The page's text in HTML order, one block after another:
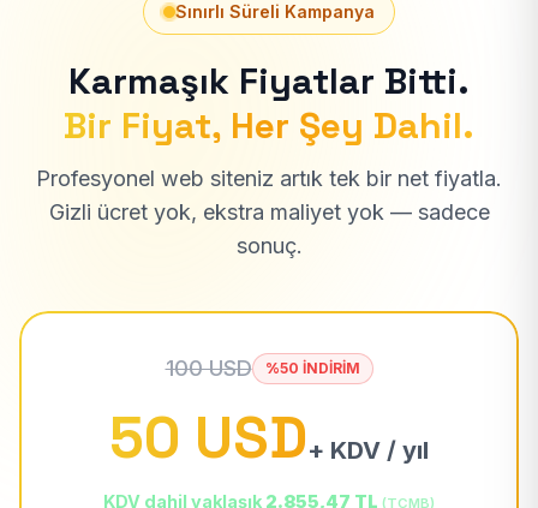
Sınırlı Süreli Kampanya
Karmaşık Fiyatlar Bitti.
Bir Fiyat, Her Şey Dahil.
Profesyonel web siteniz artık tek bir net fiyatla.
Gizli ücret yok, ekstra maliyet yok — sadece
sonuç.
100 USD %50 İNDİRİM
50 USD+ KDV / yıl
KDV dahil yaklaşık 2.855,47 TL (TCMB)